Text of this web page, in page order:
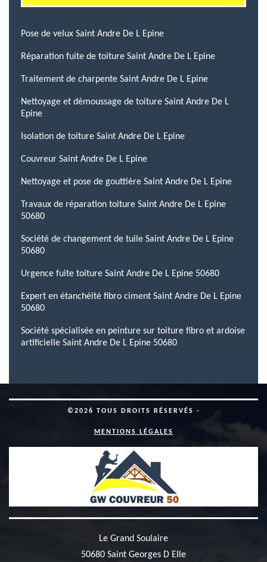
Pose de velux Saint Andre De L Epine
Réparation fuite de toiture Saint Andre De L Epine
Traitement de charpente Saint Andre De L Epine
Nettoyage et démoussage de toiture Saint Andre De L
Epine
Isolation de toiture Saint Andre De L Epine
Couvreur Saint Andre De L Epine
Nettoyage et pose de gouttière Saint Andre De L Epine
Travaux de réparation toiture Saint Andre De L Epine
50680
Société de changement de tuile Saint Andre De L Epine
50680
Urgence fuite toiture Saint Andre De L Epine 50680
Expert en étanchéité fibro ciment Saint Andre De L Epine
50680
Société spécialisée en peinture sur toiture fibro et ardoise
artificielle Saint Andre De L Epine 50680
©2026 TOUS DROITS RÉSERVÉS -
MENTIONS LÉGALES
Le Grand Soulaire
50680 Saint Georges D Elle